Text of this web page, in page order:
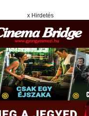
x Hirdetés